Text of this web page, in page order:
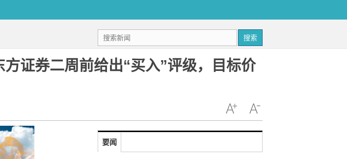
搜索
证券二周前给出“买入”评级，目标价
要闻